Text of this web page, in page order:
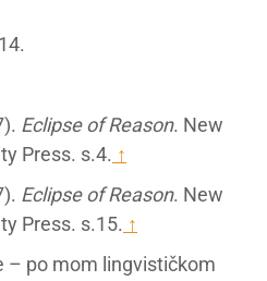
Eclipse of Reason. New
Press. s.4. ↑
Eclipse of Reason. New
Press. s.15. ↑
– po mom lingvističkom